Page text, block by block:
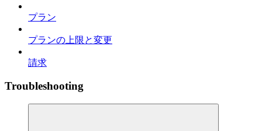
プラン
プランの上限と変更
請求
Troubleshooting